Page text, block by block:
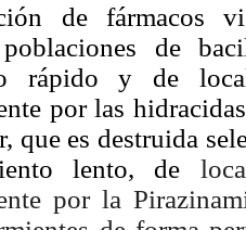
de fármacos
poblaciones de
rápido y de
por las
que es destruida
lento, de
por la